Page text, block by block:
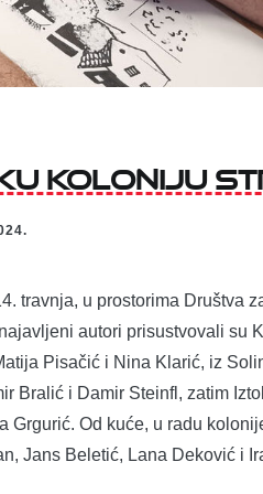
koloniju
travnja, u prostorima Društva
autori prisustvovali su
Pisačić i Nina Klarić, iz
Bralić i Damir Steinfl, zatim
Grgurić. Od kuće, u radu
Jans Beletić, Lana Deković i